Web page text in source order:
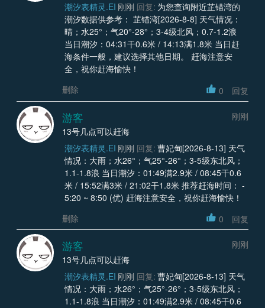
潮汐表精灵.EI 刚刚 回复: 为您查询附近芷锚湾的
潮汐数据供参考： 芷锚湾[2026-8-8] 天气情况：
晴；水25°；气20°-28°；3-4级北风；0.7-1.2浪
当日潮汐：04:31干0.6米 / 14:13满1.8米 当日赶
海条件一般，建议选择其他日期。 赶海注意安
全，祝你赶海愉快！
删除
0 回复
游客
刚刚
13号几点可以赶海
潮汐表精灵.EI 刚刚 回复: 曹妃甸[2026-8-13] 天气
情况：大雨；水26°；气25°-26°；3-5级东北风；
1.1-1.8浪 当日潮汐：01:49满2.9米 / 08:45干0.6
米 / 15:52满3米 / 21:02干1.8米 推荐赶海时间： -
5:20 ~ 8:50 (优) 赶海注意安全，祝你赶海愉快！
删除
0 回复
游客
刚刚
13号几点可以赶海
潮汐表精灵.EI 刚刚 回复: 曹妃甸[2026-8-13] 天气
情况：大雨；水26°；气25°-26°；3-5级东北风；
1.1-1.8浪 当日潮汐：01:49满2.9米 / 08:45干0.6